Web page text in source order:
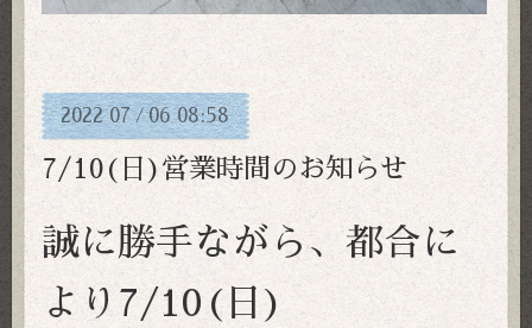
2022 07/06 08:58
7/10(日)営業時間のお知らせ
誠に勝手ながら、都合に
より7/10(日)